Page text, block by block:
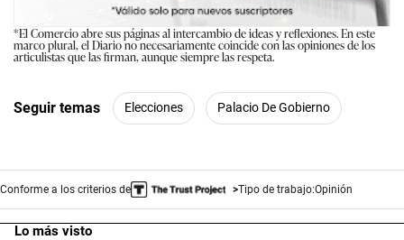
*El Comercio abre sus páginas al intercambio de ideas y reflexiones. En este
marco plural, el Diario no necesariamente coincide con las opiniones de los
articulistas que las firman, aunque siempre las respeta.
Seguir temas Elecciones Palacio De Gobierno
Conforme a los criterios de Tipo de trabajo:Opinión
Lo más visto